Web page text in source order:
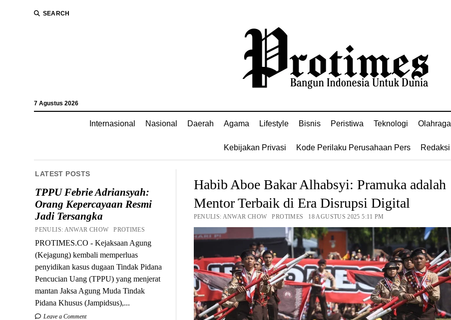
SEARCH
7 Agustus 2026
Internasional Nasional Daerah Agama Lifestyle Bisnis Peristiwa Teknologi Olahraga
Kebijakan Privasi Kode Perilaku Perusahaan Pers Redaksi
LATEST POSTS
TPPU Febrie Adriansyah:
Orang Kepercayaan Resmi
Jadi Tersangka
PENULIS: ANWAR CHOW PROTIMES
PROTIMES.CO - Kejaksaan Agung
(Kejagung) kembali memperluas
penyidikan kasus dugaan Tindak Pidana
Pencucian Uang (TPPU) yang menjerat
mantan Jaksa Agung Muda Tindak
Pidana Khusus (Jampidsus),...
Leave a Comment
Habib Aboe Bakar Alhabsyi: Pramuka adalah
Mentor Terbaik di Era Disrupsi Digital
PENULIS: ANWAR CHOW PROTIMES 18 AGUSTUS 2025 5:11 PM